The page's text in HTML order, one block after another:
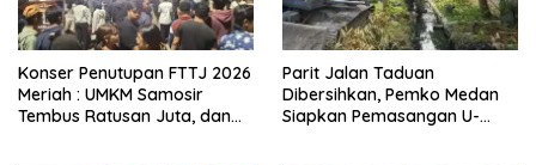
Konser Penutupan FTTJ 2026
Meriah : UMKM Samosir
Tembus Ratusan Juta, dan
Parit Jalan Taduan
Dibersihkan, Pemko Medan
Siapkan Pemasangan U-